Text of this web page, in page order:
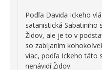
Podľa Davida Ickeho
satanistická Sabatiniho
Židov, ale je to v
so zabíjaním
viac, podľa Ickeho táto
nenávidí Židov.